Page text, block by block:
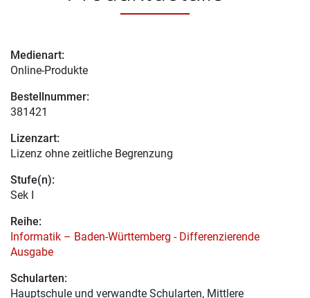
Medienart:
Online-Produkte
Bestellnummer:
381421
Lizenzart:
Lizenz ohne zeitliche Begrenzung
Stufe(n):
Sek I
Reihe:
Informatik – Baden-Württemberg - Differenzierende
Ausgabe
Schularten:
Hauptschule und verwandte Schularten, Mittlere